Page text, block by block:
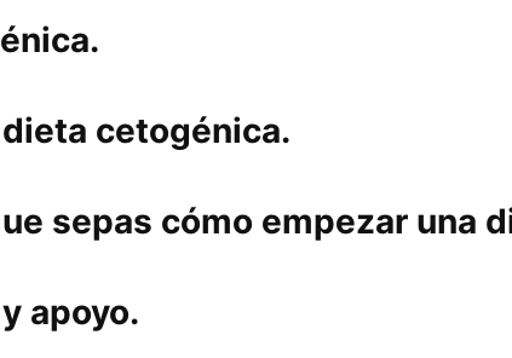
cetogénica.
sepas cómo empezar una
apoyo.